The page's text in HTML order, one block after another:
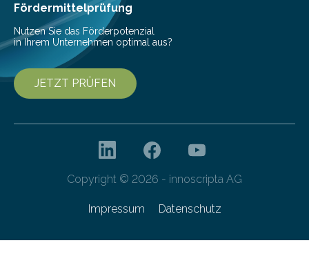
bis 16:00 Uhr, ein virtuelles Partnering Event zum
Forschungsprogramm „Datenrekonstruktion…
Fördermittelprüfung
Nutzen Sie das Förderpotenzial
in Ihrem Unternehmen optimal aus?
JETZT PRÜFEN
Copyright © 2026 - innoscripta AG
Impressum Datenschutz